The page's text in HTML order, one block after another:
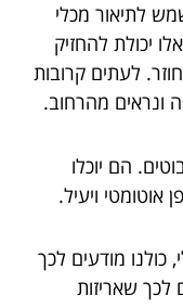
לתיאור מכלי
יכולת להחזיק
לעתים קרובות
ונראים מהרחוב.
הם יוכלו
אוטומטי ויעיל.
כולנו מודעים לכך
לכך שאריזות